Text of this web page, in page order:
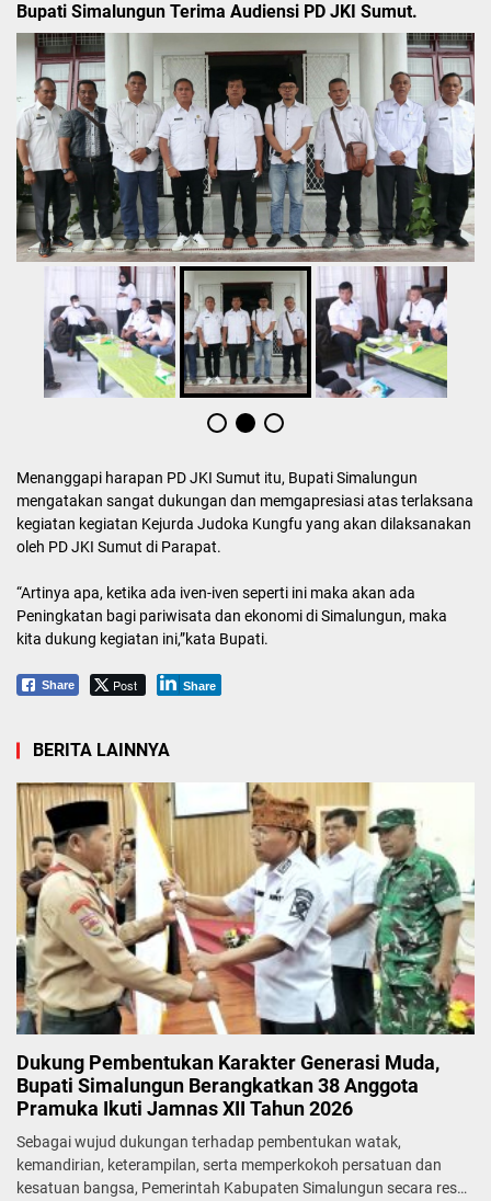
Bupati Simalungun Terima Audiensi PD JKI Sumut.
Menanggapi harapan PD JKI Sumut itu, Bupati Simalungun
mengatakan sangat dukungan dan memgapresiasi atas terlaksana
kegiatan kegiatan Kejurda Judoka Kungfu yang akan dilaksanakan
oleh PD JKI Sumut di Parapat.
“Artinya apa, ketika ada iven-iven seperti ini maka akan ada
Peningkatan bagi pariwisata dan ekonomi di Simalungun, maka
kita dukung kegiatan ini,”kata Bupati.
Share Post Share
BERITA LAINNYA
Dukung Pembentukan Karakter Generasi Muda,
Bupati Simalungun Berangkatkan 38 Anggota
Pramuka Ikuti Jamnas XII Tahun 2026
Sebagai wujud dukungan terhadap pembentukan watak,
kemandirian, keterampilan, serta memperkokoh persatuan dan
kesatuan bangsa, Pemerintah Kabupaten Simalungun secara resmi